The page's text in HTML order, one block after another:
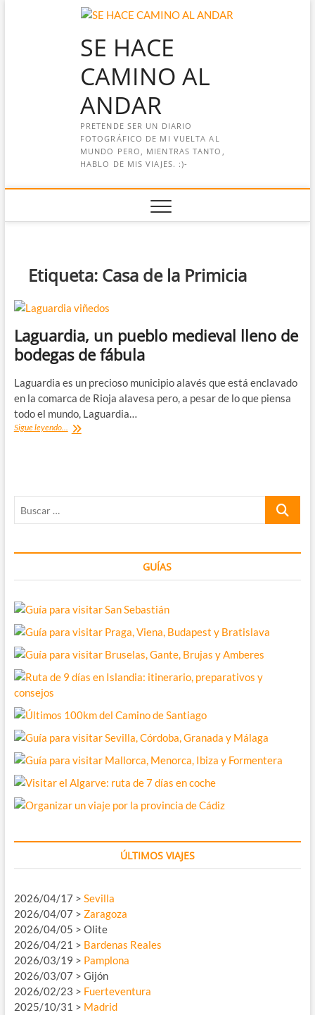
SE HACE
CAMINO AL
ANDAR
PRETENDE SER UN DIARIO
FOTOGRÁFICO DE MI VUELTA AL
MUNDO PERO, MIENTRAS TANTO,
HABLO DE MIS VIAJES. :)-
Etiqueta: Casa de la Primicia
Laguardia, un pueblo medieval lleno de
bodegas de fábula
Laguardia es un precioso municipio alavés que está enclavado
en la comarca de Rioja alavesa pero, a pesar de lo que piensa
todo el mundo, Laguardia…
Sigue leyendo... Laguardia,
Buscar
GUÍAS
ÚLTIMOS VIAJES
2026/04/17 > Sevilla
2026/04/07 > Zaragoza
2026/04/05 > Olite
2026/04/21 > Bardenas Reales
2026/03/19 > Pamplona
2026/03/07 > Gijón
2026/02/23 > Fuerteventura
2025/10/31 > Madrid